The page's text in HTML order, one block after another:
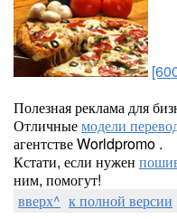
Полезная реклама для
Отличныемодели
агентстве Worldpromo .
Кстати, если нужен
ним, помогут!
вверх^ к полной версии